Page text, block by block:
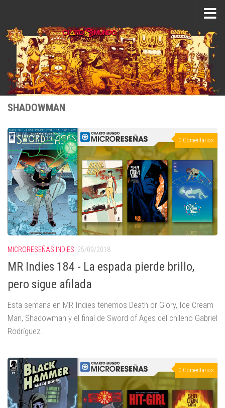
SHADOWMAN
0 Comentarios
MICRORESEÑAS INDIES 25/09/2018
MR Indies 184 - La espada pierde brillo,
pero sigue afilada
Esta semana en MR Indies tenemos Death or Glory, Ice Cream
Man, Shadowman y el final de Sword of Ages del chileno Gabriel
Rodríguez.
0 Comentarios